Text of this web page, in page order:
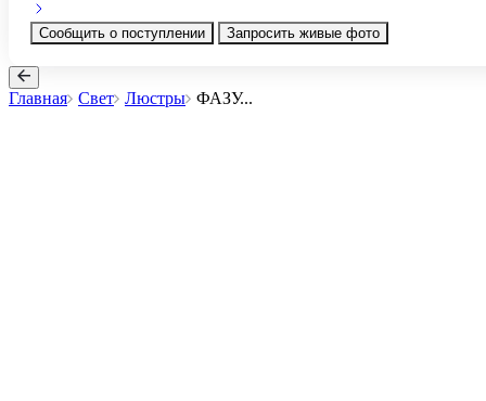
Сообщить о поступлении Запросить живые фото
Главная Свет Люстры ФАЗУ...